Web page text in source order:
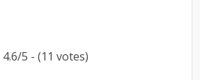
4.6/5 - (11 votes)